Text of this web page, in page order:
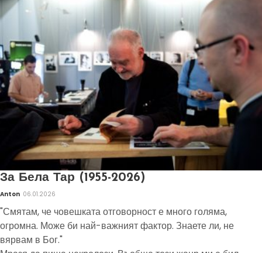
За Бела Тар (1955-2026)
Anton 06.01.2026
"Смятам, че човешката отговорност е много голяма,
огромна. Може би най-важният фактор. Знаете ли, не
вярвам в Бог."